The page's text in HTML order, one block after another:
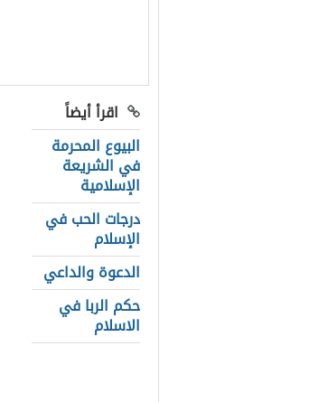
اقرأ أيضاً
البيوع المحرمة
في الشريعة
الإسلامية
درجات الحب في
الإسلام
الدعوة والداعي
حكم الربا في
الاسلام